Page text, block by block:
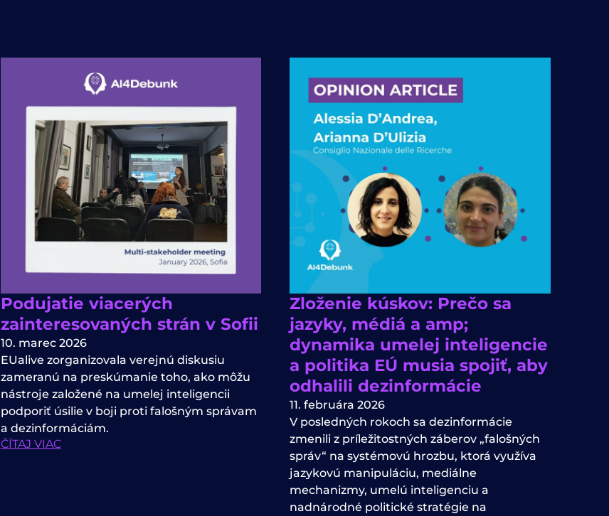
Podujatie viacerých
zainteresovaných strán v Sofii
10. marec 2026
EUalive zorganizovala verejnú diskusiu
zameranú na preskúmanie toho, ako môžu
nástroje založené na umelej inteligencii
podporiť úsilie v boji proti falošným správam
a dezinformáciám.
ČÍTAJ VIAC
Zloženie kúskov: Prečo sa
jazyky, médiá a amp;
dynamika umelej inteligencie
a politika EÚ musia spojiť, aby
odhalili dezinformácie
11. februára 2026
V posledných rokoch sa dezinformácie
zmenili z príležitostných záberov „falošných
správ“ na systémovú hrozbu, ktorá využíva
jazykovú manipuláciu, mediálne
mechanizmy, umelú inteligenciu a
nadnárodné politické stratégie na